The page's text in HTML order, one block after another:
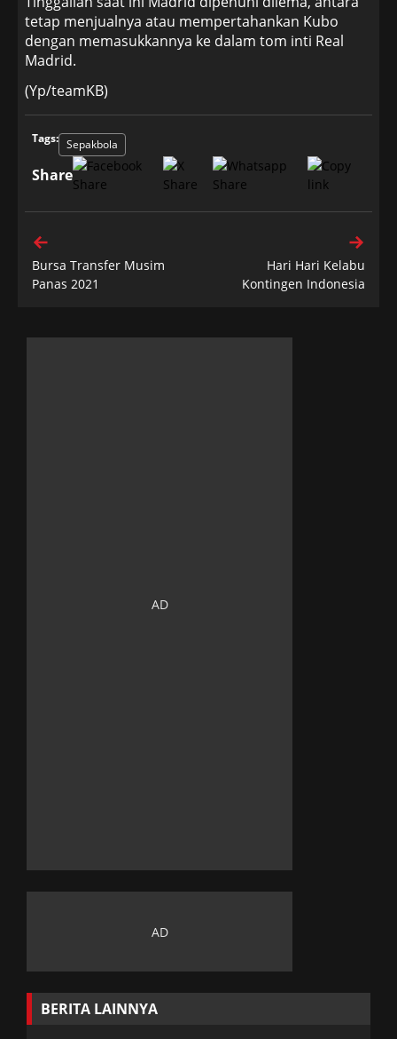
tetap menjualnya atau mempertahankan Kubo
dengan memasukkannya ke dalam tom inti Real
Madrid.
(Yp/teamKB)
Tags: Sepakbola
Share
Bursa Transfer Musim
Panas 2021
Hari Hari Kelabu
Kontingen Indonesia
BERITA LAINNYA